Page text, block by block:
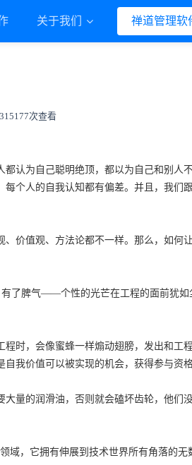
关于我们 禅道管理软
5177次查看
认为自己聪明绝顶，都以为自己和别人
每个人的自我认知都有偏差。并且，我
价值观、方法论都不一样。那么，如何
有了脾气——个性的光芒在工程的面前犹如
时，会像蜜蜂一样煽动翅膀，发出和工
我价值可以被实现的机会，获得参与资格
量的润滑油，否则就会磕坏齿轮，他们
，它拥有伸展到技术世界所有角落的无